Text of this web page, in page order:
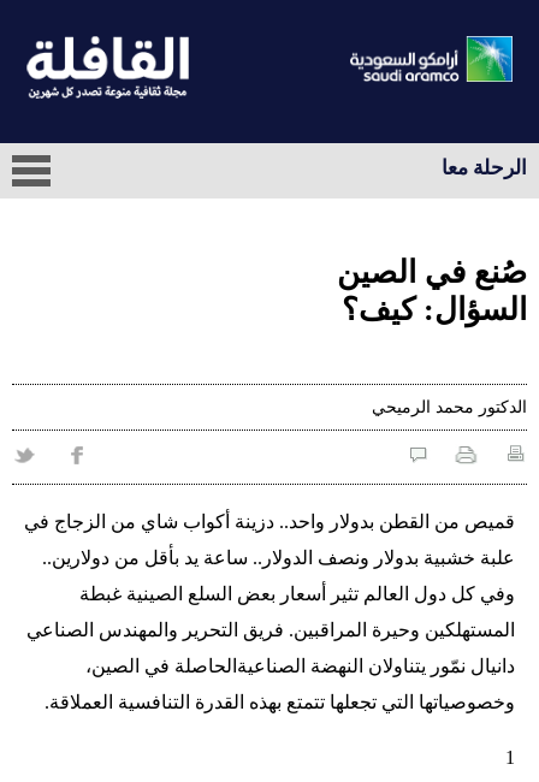
الرحلة معا
صُنع في الصين
السؤال: كيف؟
الدكتور محمد الرميحي
قميص من القطن بدولار واحد.. دزينة أكواب شاي من الزجاج في
علبة خشبية بدولار ونصف الدولار.. ساعة يد بأقل من دولارين..
وفي كل دول العالم تثير أسعار بعض السلع الصينية غبطة
المستهلكين وحيرة المراقبين. فريق التحرير والمهندس الصناعي
دانيال نمّور يتناولان النهضة الصناعيةالحاصلة في الصين،
وخصوصياتها التي تجعلها تتمتع بهذه القدرة التنافسية العملاقة.
1